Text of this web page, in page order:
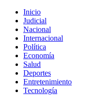
Inicio
Judicial
Nacional
Internacional
Política
Economía
Salud
Deportes
Entretenimiento
Tecnología